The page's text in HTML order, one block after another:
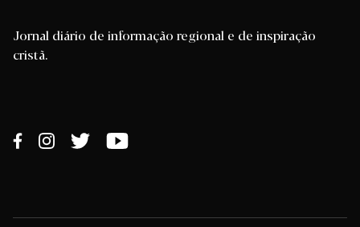
Jornal diário de informação regional e de inspiração
cristã.